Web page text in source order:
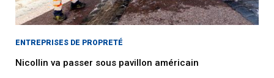
ENTREPRISES DE PROPRETÉ
Nicollin va passer sous pavillon américain